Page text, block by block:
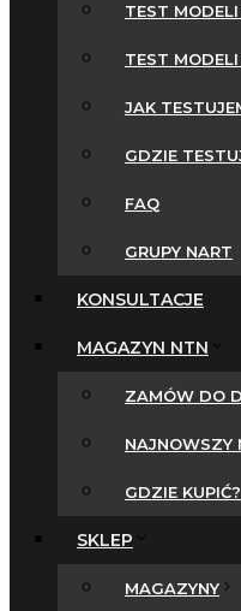
TEST
TEST
JAK
GDZIE
FAQ
GRUPY NART
KONSULTACJE
MAGAZYN NTN
ZAMÓW DO
NAJNOWSZY
GDZIE KUPIĆ?
SKLEP
MAGAZYNY